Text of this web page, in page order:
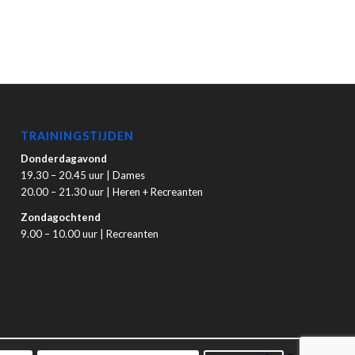
TRAININGSTIJDEN
Donderdagavond
19.30 – 20.45 uur | Dames
20.00 – 21.30 uur | Heren + Recreanten
Zondagochtend
9.00 – 10.00 uur | Recreanten